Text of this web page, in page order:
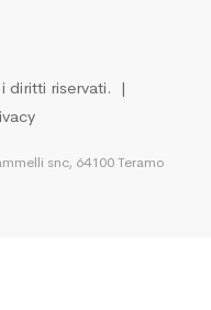
diritti riservati. |
snc, 64100 Teramo